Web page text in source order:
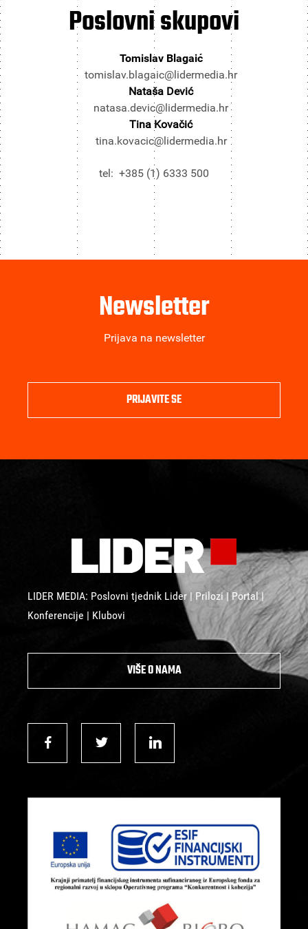
Poslovniskupovi
Tomislav Blagaić
tomislav.blagaic@lidermedia.hr
Nataša Dević
natasa.devic@lidermedia.hr
Tina Kovačić
tina.kovacic@lidermedia.hr
tel: +385 (1) 6333 500
Newsletter
Prijava na newsletter
PRIJAVITE SE
LIDER MEDIA: Poslovni tjednik Lider | Prilozi | Portal |
Konferencije | Klubovi
VIŠE O NAMA